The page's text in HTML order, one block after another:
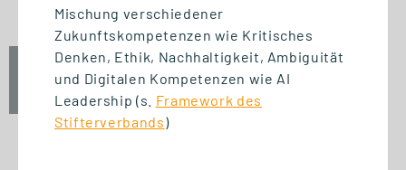
12:30 Uhr
Mischung verschiedener
Zukunftskompetenzen wie Kritisches
Denken, Ethik, Nachhaltigkeit, Ambiguität
und Digitalen Kompetenzen wie AI
Leadership (s. Framework des
Stifterverbands)